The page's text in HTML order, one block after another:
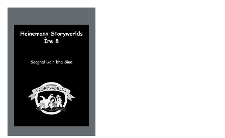
Pàrantan
Measgachadh